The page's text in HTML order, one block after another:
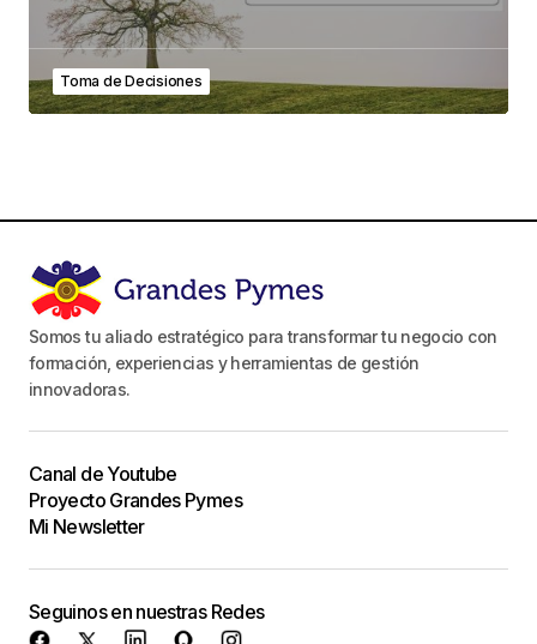
Toma de Decisiones
Somos tu aliado estratégico para transformar tu negocio con
formación, experiencias y herramientas de gestión
innovadoras.
Canal de Youtube
Proyecto Grandes Pymes
Mi Newsletter
Seguinos en nuestras Redes